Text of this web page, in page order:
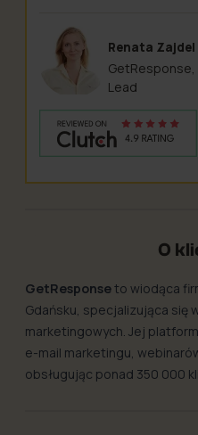
Renata Zajdel
Lead
O
GetResponseto wiodąca
Gdańsku, specjalizująca się
marketingowych. Jej
e-mail marketingu,
obsługując ponad 350 000